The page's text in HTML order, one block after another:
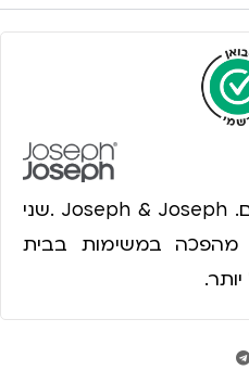
מותג בריטי עטור פרסים. Joseph & Joseph .שני
מהפכה במשימות בבית